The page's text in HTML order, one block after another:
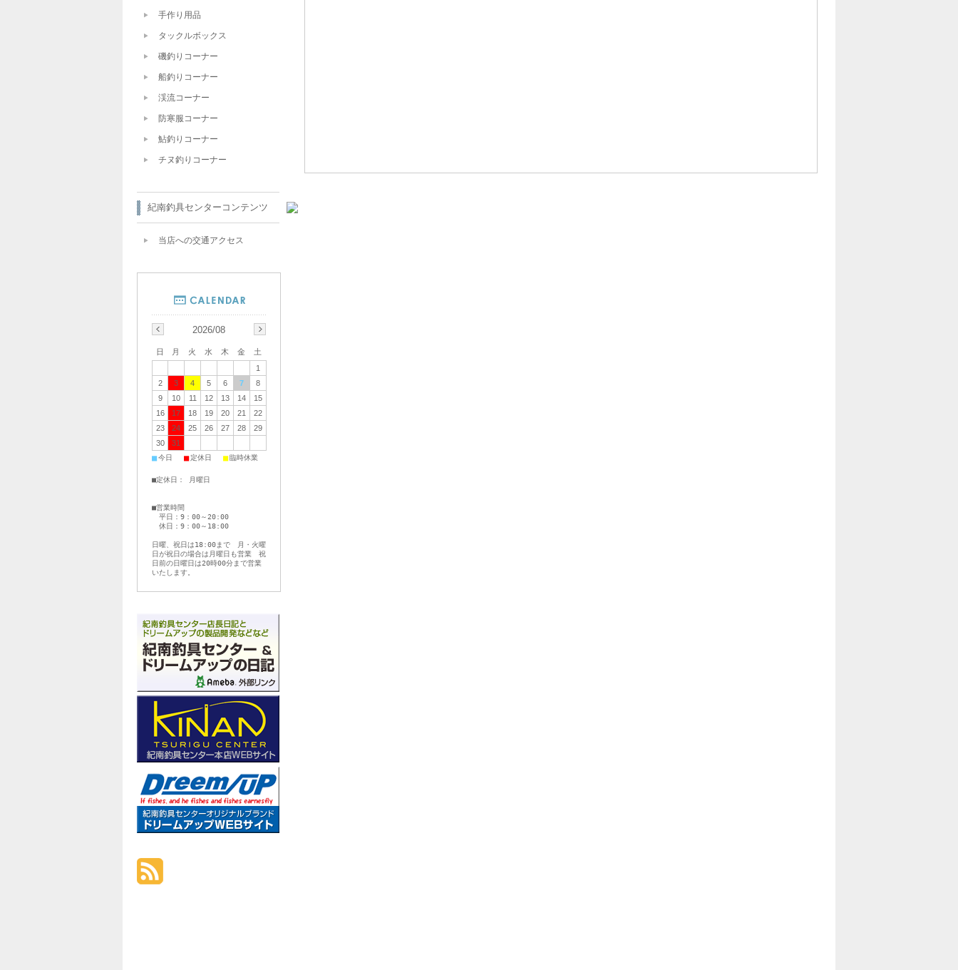
手作り用品
タックルボックス
磯釣りコーナー
船釣りコーナー
渓流コーナー
防寒服コーナー
鮎釣りコーナー
チヌ釣りコーナー
紀南釣具センターコンテンツ
当店への交通アクセス
2026/08
日 月 火 水 木 金
土
1
2
3 4 5 6 7
8
9
10 11 12 13 14
15
16
17 18 19 20 21
22
23
24 25 26 27 28
29
30
31
■今日 ■定休日 ■臨時休業
■定休日： 月曜日
■営業時間
平日：9：00～20:00
休日：9：00～18:00
日曜、祝日は18:00まで 月・火曜
日が祝日の場合は月曜日も営業 祝
日前の日曜日は20時00分まで営業
いたします。